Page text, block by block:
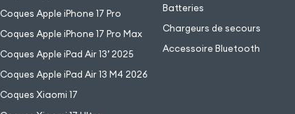
Coques Apple iPhone 17 Pro
Coques Apple iPhone 17 Pro Max
Coques Apple iPad Air 13’ 2025
Coques Apple iPad Air 13 M4 2026
Coques Xiaomi 17
Batteries
Chargeurs de secours
Accessoire Bluetooth